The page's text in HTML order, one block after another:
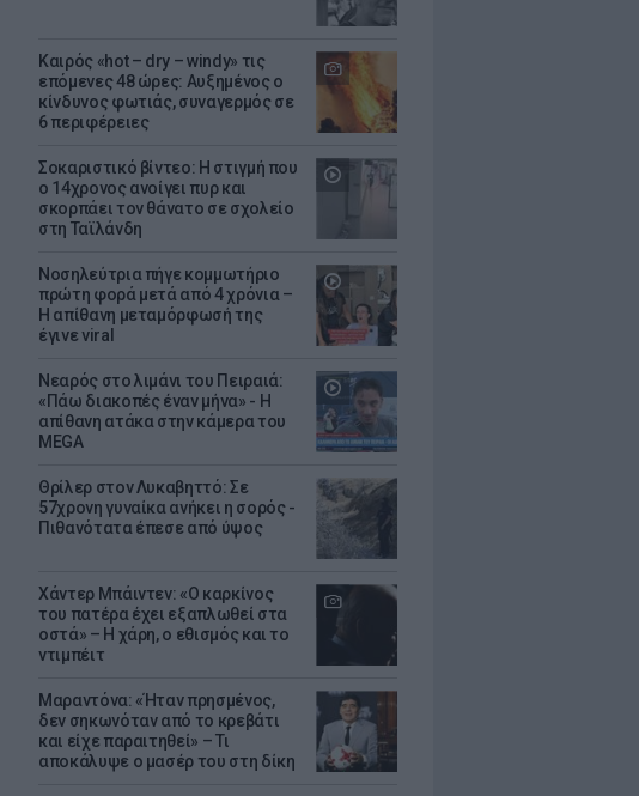
Καιρός «hot – dry – windy» τις
επόμενες 48 ώρες: Αυξημένος ο
κίνδυνος φωτιάς, συναγερμός σε
6 περιφέρειες
Σοκαριστικό βίντεο: Η στιγμή που
ο 14χρονος ανοίγει πυρ και
σκορπάει τον θάνατο σε σχολείο
στη Ταϊλάνδη
Νοσηλεύτρια πήγε κομμωτήριο
πρώτη φορά μετά από 4 χρόνια –
Η απίθανη μεταμόρφωσή της
έγινε viral
Νεαρός στο λιμάνι του Πειραιά:
«Πάω διακοπές έναν μήνα» - Η
απίθανη ατάκα στην κάμερα του
MEGA
Θρίλερ στον Λυκαβηττό: Σε
57χρονη γυναίκα ανήκει η σορός -
Πιθανότατα έπεσε από ύψος
Χάντερ Μπάιντεν: «Ο καρκίνος
του πατέρα έχει εξαπλωθεί στα
οστά» – Η χάρη, ο εθισμός και το
ντιμπέιτ
Μαραντόνα: «Ήταν πρησμένος,
δεν σηκωνόταν από το κρεβάτι
και είχε παραιτηθεί» – Τι
αποκάλυψε ο μασέρ του στη δίκη